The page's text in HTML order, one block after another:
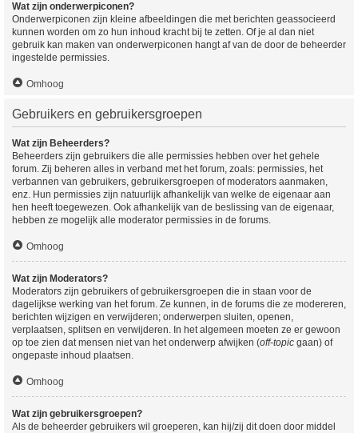
Wat zijn onderwerpiconen?
Onderwerpiconen zijn kleine afbeeldingen die met berichten geassocieerd
kunnen worden om zo hun inhoud kracht bij te zetten. Of je al dan niet
gebruik kan maken van onderwerpiconen hangt af van de door de beheerder
ingestelde permissies.
Omhoog
Gebruikers en gebruikersgroepen
Wat zijn Beheerders?
Beheerders zijn gebruikers die alle permissies hebben over het gehele
forum. Zij beheren alles in verband met het forum, zoals: permissies, het
verbannen van gebruikers, gebruikersgroepen of moderators aanmaken,
enz. Hun permissies zijn natuurlijk afhankelijk van welke de eigenaar aan
hen heeft toegewezen. Ook afhankelijk van de beslissing van de eigenaar,
hebben ze mogelijk alle moderator permissies in de forums.
Omhoog
Wat zijn Moderators?
Moderators zijn gebruikers of gebruikersgroepen die in staan voor de
dagelijkse werking van het forum. Ze kunnen, in de forums die ze modereren,
berichten wijzigen en verwijderen; onderwerpen sluiten, openen,
verplaatsen, splitsen en verwijderen. In het algemeen moeten ze er gewoon
op toe zien dat mensen niet van het onderwerp afwijken (off-topic gaan) of
ongepaste inhoud plaatsen.
Omhoog
Wat zijn gebruikersgroepen?
Als de beheerder gebruikers wil groeperen, kan hij/zij dit doen door middel